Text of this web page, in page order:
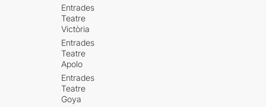
Entrades
Teatre
Victòria
Entrades
Teatre
Apolo
Entrades
Teatre
Goya